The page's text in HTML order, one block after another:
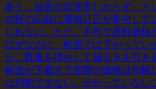
多く、油実の出来芳しからず」と
の秋の記録に価格訂正が集中して
しれない。ただ、不作で原料価格
はずなのに、帳面では下がってい
か、数量を増やして値引きを引き
帳面が下書きで実際の価格は別帳
は判断できない。分かっていない